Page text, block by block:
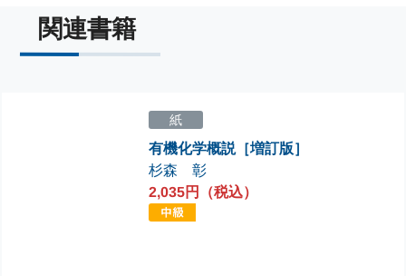
関連書籍
紙
有機化学概説［増訂版］
杉森 彰
2,035円（税込）